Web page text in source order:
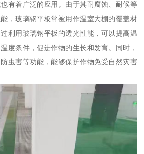
有着广泛的应用。由于其耐腐蚀、耐候等
，玻璃钢平板常被用作温室大棚的覆盖材
利用玻璃钢平板的透光性能，可以提高温
度条件，促进作物的生长和发育。同时，
虫害等功能，能够保护作物免受自然灾害